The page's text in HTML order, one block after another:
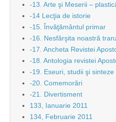
-13. Arte şi Meserii –
-14 Lecţia de istorie
-15. Învăţământul primar
-16. Nesfârşita noastră
-17. Ancheta Revistei
-18. Antologia revistei
-19. Eseuri, studii şi sinteze
-20. Comemorări
-21. Divertisment
133, Ianuarie 2011
134, Februarie 2011